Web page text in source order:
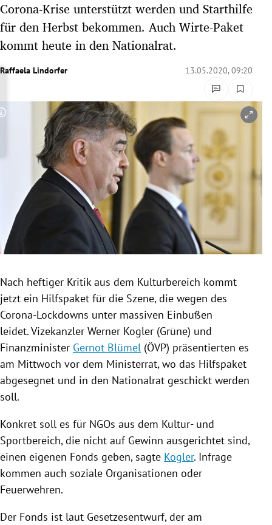
Untermenü
Untermenü
Untermenü
Untermenü
Untermenü
Untermenü
Untermenü
Untermenü
Untermenü
Corona-Krise unterstützt werden und Starthilfe
für den Herbst bekommen. Auch Wirte-Paket
kommt heute in den Nationalrat.
Raffaela Lindorfer 13.05.2020, 09:20
Copyright-Hinweis öffnen/schließen
Nach heftiger Kritik aus dem Kulturbereich kommt
jetzt ein Hilfspaket für die Szene, die wegen des
Corona-Lockdowns unter massiven Einbußen
leidet. Vizekanzler Werner Kogler (Grüne) und
Finanzminister Gernot Blümel (ÖVP) präsentierten es
am Mittwoch vor dem Ministerrat, wo das Hilfspaket
abgesegnet und in den Nationalrat geschickt werden
soll.
Konkret soll es für NGOs aus dem Kultur- und
Sportbereich, die nicht auf Gewinn ausgerichtet sind,
einen eigenen Fonds geben, sagte Kogler. Infrage
kommen auch soziale Organisationen oder
Feuerwehren.
Der Fonds ist laut Gesetzesentwurf, der am